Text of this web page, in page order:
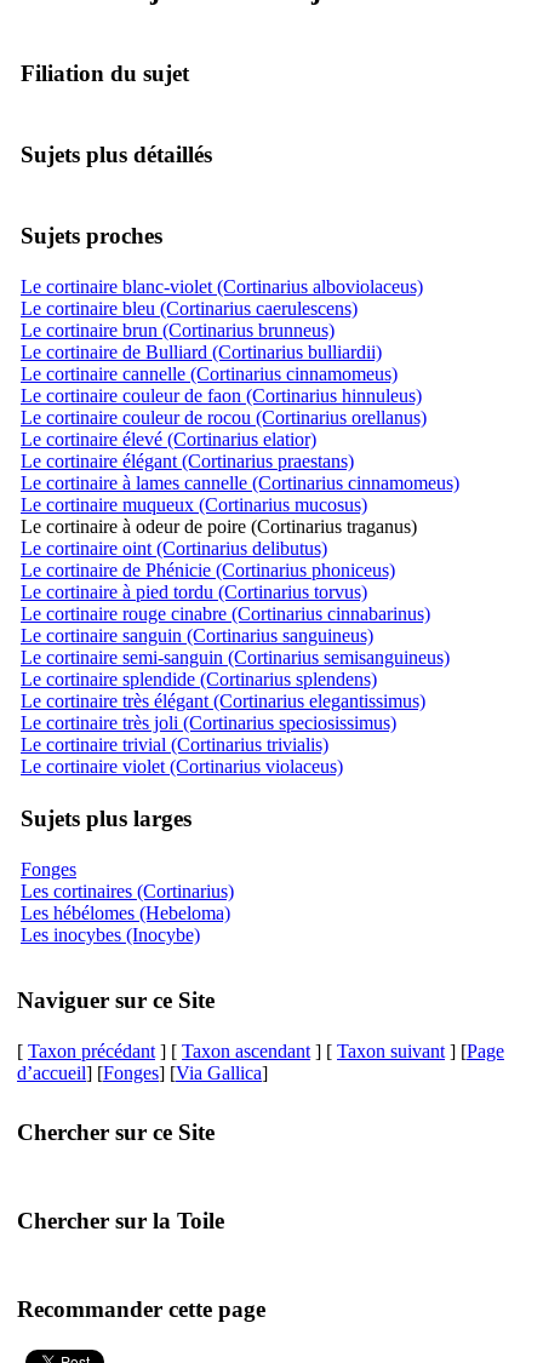
Filiation du sujet
Sujets plus détaillés
Sujets proches
Le cortinaire blanc-violet (Cortinarius alboviolaceus)
Le cortinaire bleu (Cortinarius caerulescens)
Le cortinaire brun (Cortinarius brunneus)
Le cortinaire de Bulliard (Cortinarius bulliardii)
Le cortinaire cannelle (Cortinarius cinnamomeus)
Le cortinaire couleur de faon (Cortinarius hinnuleus)
Le cortinaire couleur de rocou (Cortinarius orellanus)
Le cortinaire élevé (Cortinarius elatior)
Le cortinaire élégant (Cortinarius praestans)
Le cortinaire à lames cannelle (Cortinarius cinnamomeus)
Le cortinaire muqueux (Cortinarius mucosus)
Le cortinaire à odeur de poire (Cortinarius traganus)
Le cortinaire oint (Cortinarius delibutus)
Le cortinaire de Phénicie (Cortinarius phoniceus)
Le cortinaire à pied tordu (Cortinarius torvus)
Le cortinaire rouge cinabre (Cortinarius cinnabarinus)
Le cortinaire sanguin (Cortinarius sanguineus)
Le cortinaire semi-sanguin (Cortinarius semisanguineus)
Le cortinaire splendide (Cortinarius splendens)
Le cortinaire très élégant (Cortinarius elegantissimus)
Le cortinaire très joli (Cortinarius speciosissimus)
Le cortinaire trivial (Cortinarius trivialis)
Le cortinaire violet (Cortinarius violaceus)
Sujets plus larges
Fonges
Les cortinaires (Cortinarius)
Les hébélomes (Hebeloma)
Les inocybes (Inocybe)
Naviguer sur ce Site
[ Taxon précédant ] [ Taxon ascendant ] [ Taxon suivant ] [Page
d’accueil] [Fonges] [Via Gallica]
Chercher sur ce Site
Chercher sur la Toile
Recommander cette page